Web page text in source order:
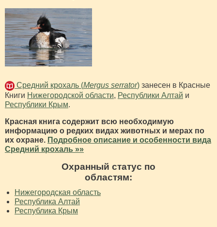
Средний крохаль (Mergus serrator) занесен в Красные
Книги Нижегородской области, Республики Алтай и
Республики Крым.
Красная книга содержит всю необходимую
информацию о редких видах животных и мерах по
их охране. Подробное описание и особенности вида
Средний крохаль »»
Охранный статус по
областям:
Нижегородская область
Республика Алтай
Республика Крым